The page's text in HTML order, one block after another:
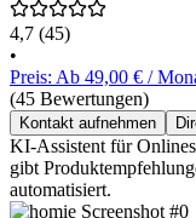
4,7 (45)
•
Preis: Ab 49,00 € /
(45 Bewertungen)
Kontakt aufnehmen
KI-Assistent für
gibt
automatisiert.